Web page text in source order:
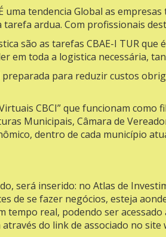
uma tendencia Global as
ardua. Com profissionais
são as tarefas CBAE-I TUR
em toda a logistica necessária,
preparada para reduzir custos
CBCI” que funcionam
Municipais, Câmara de
dentro de cada município
será inserido: no Atlas de
de se fazer negócios, esteja
tempo real, podendo ser
do link de associado no site